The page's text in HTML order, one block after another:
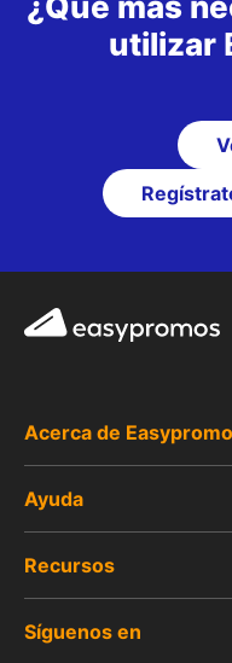
utilizar
Easypromos
Acerca de
Ayuda
Recursos
Síguenos en